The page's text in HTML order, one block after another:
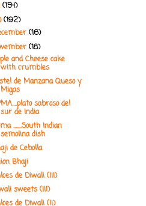
(154)
(192)
(16)
(18)
and Cheese cake
with crumbles
de Manzana Queso y
Migas
sabroso del
sur de India
.......South Indian
semolina dish
de Cebolla
Bhaji
de Diwali (III)
sweets (III)
de Diwali (II)